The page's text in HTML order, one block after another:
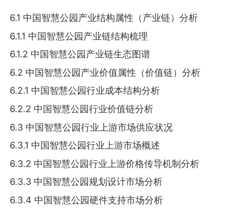
6.1 中国智慧公园产业结构属性（产业链）分析
6.1.1 中国智慧公园产业链结构梳理
6.1.2 中国智慧公园产业链生态图谱
6.2 中国智慧公园产业价值属性（价值链）分析
6.2.1 中国智慧公园行业成本结构分析
6.2.2 中国智慧公园行业价值链分析
6.3 中国智慧公园行业上游市场供应状况
6.3.1 中国智慧公园行业上游市场概述
6.3.2 中国智慧公园行业上游价格传导机制分析
6.3.3 中国智慧公园规划设计市场分析
6.3.4 中国智慧公园硬件支持市场分析